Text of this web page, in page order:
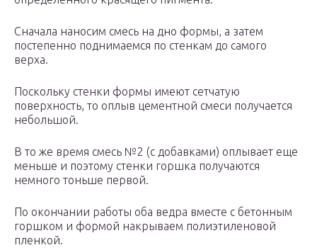
Сначала наносим смесь на дно формы, а затем
постепенно поднимаемся по стенкам до самого
верха.
Поскольку стенки формы имеют сетчатую
поверхность, то оплыв цементной смеси получается
небольшой.
В то же время смесь №2 (с добавками) оплывает еще
меньше и поэтому стенки горшка получаются
немного тоньше первой.
По окончании работы оба ведра вместе с бетонным
горшком и формой накрываем полиэтиленовой
пленкой.